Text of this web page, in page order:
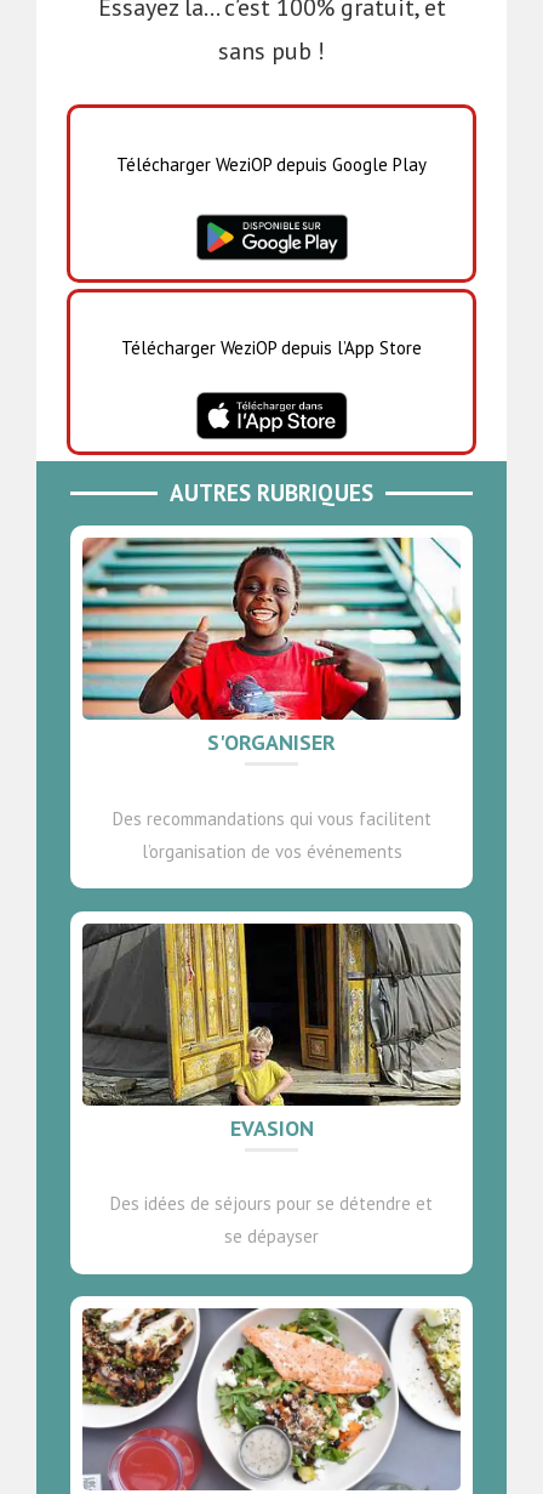
Essayez la… c’est 100% gratuit, et
sans pub !
Télécharger WeziOP depuis Google Play
Télécharger WeziOP depuis l’App Store
AUTRES RUBRIQUES
S'ORGANISER
Des recommandations qui vous facilitent
l’organisation de vos événements
EVASION
Des idées de séjours pour se détendre et
se dépayser